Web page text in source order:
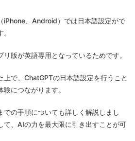
iPhone、Android）では日本語設定がで
版が英語専用となっているためです。
上で、ChatGPTの日本語設定を行うこと
につながります。
での手順についても詳しく解説しまし
て、AIの力を最大限に引き出すことが可